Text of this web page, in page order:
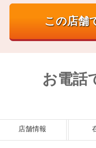
お電話
店舗情報